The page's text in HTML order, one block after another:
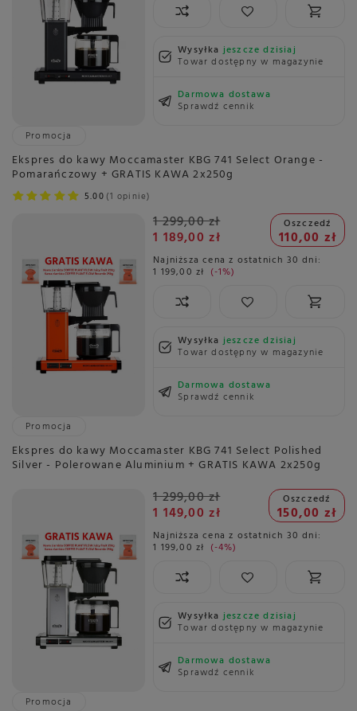
Wysyłkajeszcze dzisiaj
Towar dostępny w magazynie
Darmowa dostawa
Sprawdź cennik
Promocja
Ekspres do kawy Moccamaster KBG 741 Select Orange -
Pomarańczowy + GRATIS KAWA 2x250g
5.00 1 opinie
1 299,00 zł
1 189,00 zł
Oszczedź
110,00 zł
Najniższa cena z ostatnich 30 dni:
1 199,00 zł -1%
Wysyłkajeszcze dzisiaj
Towar dostępny w magazynie
Darmowa dostawa
Sprawdź cennik
Promocja
Ekspres do kawy Moccamaster KBG 741 Select Polished
Silver - Polerowane Aluminium + GRATIS KAWA 2x250g
1 299,00 zł
1 149,00 zł
Oszczedź
150,00 zł
Najniższa cena z ostatnich 30 dni:
1 199,00 zł -4%
Wysyłkajeszcze dzisiaj
Towar dostępny w magazynie
Darmowa dostawa
Sprawdź cennik
Promocja